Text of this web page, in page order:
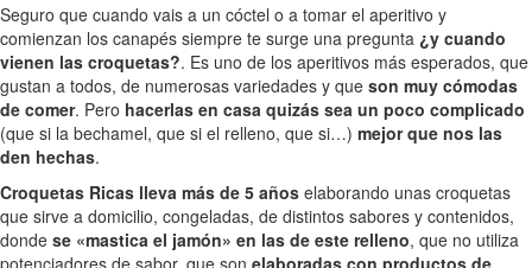
Seguro que cuando vais a un cóctel o a tomar el aperitivo y
comienzan los canapés siempre te surge una pregunta ¿y cuando
vienen las croquetas?. Es uno de los aperitivos más esperados, que
gustan a todos, de numerosas variedades y que son muy cómodas
de comer. Pero hacerlas en casa quizás sea un poco complicado
(que si la bechamel, que si el relleno, que si…) mejor que nos las
den hechas.
Croquetas Ricas lleva más de 5 años elaborando unas croquetas
que sirve a domicilio, congeladas, de distintos sabores y contenidos,
donde se «mastica el jamón» en las de este relleno, que no utiliza
potenciadores de sabor, que son elaboradas con productos de